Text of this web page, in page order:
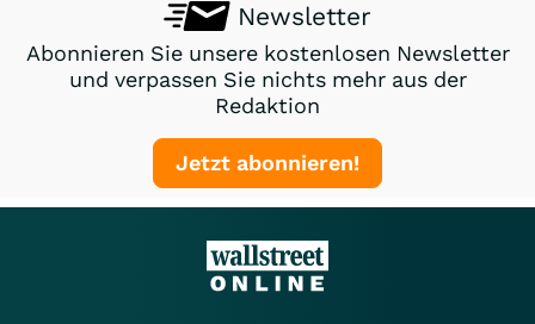
Newsletter
Abonnieren Sie unsere kostenlosen Newsletter
und verpassen Sie nichts mehr aus der
Redaktion
Jetzt abonnieren!